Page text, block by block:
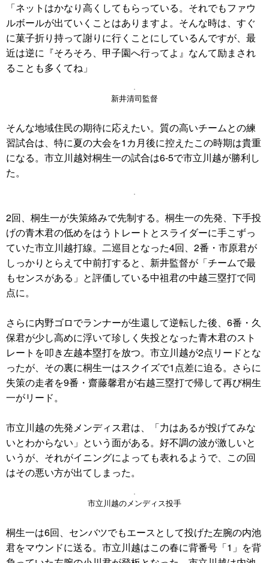
「ネットはかなり高くしてもらっている。それでもファウ
ルボールが出ていくことはありますよ。そんな時は、すぐ
に菓子折り持って謝りに行くことにしているんですが、最
近は逆に『そろそろ、甲子園へ行ってよ』なんて励まされ
ることも多くてね」
新井清司監督
そんな地域住民の期待に応えたい。質の高いチームとの練
習試合は、特に夏の大会を1カ月後に控えたこの時期は貴重
になる。市立川越対桐生一の試合は6-5で市立川越が勝利し
た。
2回、桐生一が失策絡みで先制する。桐生一の先発、下手投
げの青木君の低めをはうトレートとスライダーに手こずっ
ていた市立川越打線。二巡目となった4回、2番・市原君が
しっかりとらえて中前打すると、新井監督が「チームで最
もセンスがある」と評価している中祖君の中越三塁打で同
点に。
さらに内野ゴロでランナーが生還して逆転した後、6番・久
保君が少し高めに浮いて珍しく失投となった青木君のスト
レートを叩き左越本塁打を放つ。市立川越が2点リードとな
ったが、その裏に桐生一はスクイズで1点差に迫る。さらに
失策の走者を9番・齋藤馨君が右越三塁打で帰して再び桐生
一がリード。
市立川越の先発メンディス君は、「力はあるが投げてみな
いとわからない」という面がある。好不調の波が激しいと
いうが、それがイニングによっても表れるようで、この回
はその悪い方が出てしまった。
市立川越のメンディス投手
桐生一は6回、センバツでもエースとして投げた左腕の内池
君をマウンドに送る。市立川越はこの春に背番号「1」を背